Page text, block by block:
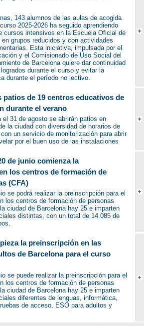
143 alumnos de las aulas de acogida
2025-2026 ha seguido aprendiendo
cursos intensivos en la Escuela Oficial de
en grupos reducidos y con actividades
Esta iniciativa, impulsada por el
y el Comisionado de Uso Social del
de Barcelona quiere dar continuidad
durante el curso y evitar la
durante el período no lectivo.
patios de 19 centros educativos de
durante el verano
el 31 de agosto se abrirán patios en
la ciudad con diversidad de horarios de
un servicio de monitorización para abrir
por el buen uso de las instalaciones
de junio comienza la
los centros de formación de
(CFA)
se podrá realizar la preinscripción para el
los centros de formación de personas
ciudad de Barcelona hay 25 e imparten
distintas, con un total de 14.085 de
la preinscripción en las
de Barcelona para el curso
se puede realizar la preinscripción para el
los centros de formación de personas
ciudad de Barcelona hay 25 e imparten
diferentes de lenguas, informática,
de acceso, ESO para adultos y